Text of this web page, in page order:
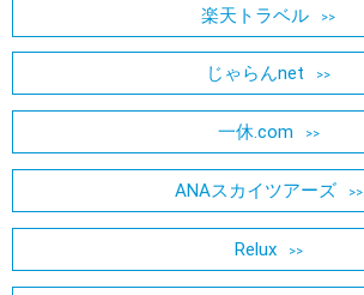
楽天トラベル
じゃらんnet
一休.com
ANAスカイツアーズ
Relux